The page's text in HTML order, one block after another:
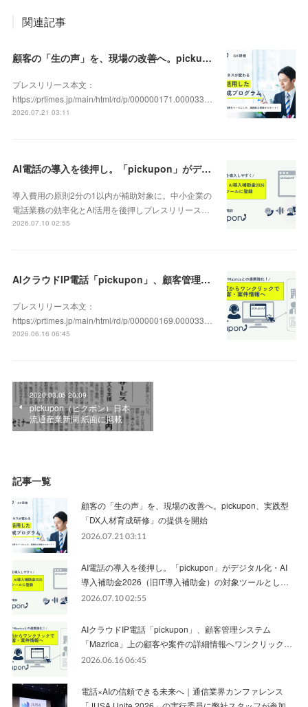
関連記事
顧客の「生の声」を、現場の改善へ。pickupon、実践型「DX人材育成研修」の提供を開始
プレスリリース本文：
https://prtimes.jp/main/html/rd/p/000000171.000033…
2026.07.21 03:11
AI電話の導入を後押し。「pickupon」がデジタル化・AI導入補助金2026（旧IT導入補助金）の対象ツールとして登録
導入費用の原則2分の1以内が補助対象に。中小企業の
電話業務の効率化とAI活用を後押しプレスリリース…
2026.07.10 02:55
AIクラウドIP電話「pickupon」、顧客管理システム「Mazrica」上の顧客や案件の詳細情報へワンクリックで遷移できる新機能を追加
プレスリリース本文：
https://prtimes.jp/main/html/rd/p/000000169.000033…
2026.06.16 06:45
2020.03.05 20:09
pickupon（ピクポン）日本
流通産業新聞 紙面に掲載
記事一覧
顧客の「生の声」を、現場の改善へ。pickupon、実践型
「DX人材育成研修」の提供を開始
2026.07.21 03:11
AI電話の導入を後押し。「pickupon」がデジタル化・AI
導入補助金2026（旧IT導入補助金）の対象ツールとし…
2026.07.10 02:55
AIクラウドIP電話「pickupon」、顧客管理システム
「Mazrica」上の顧客や案件の詳細情報へワンクリック…
2026.06.16 06:45
電話×AIの信頼できる未来へ｜通信業界カンファレンス